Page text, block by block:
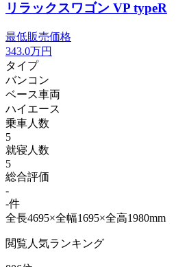
リラックスワゴン VP typeR
最低販売価格
343.0万円
タイプ
バンコン
ベース車両
ハイエース
乗車人数
5
就寝人数
5
総合評価
-
-件
全長4695×全幅1695×全高1980mm
閲覧人気ランキング